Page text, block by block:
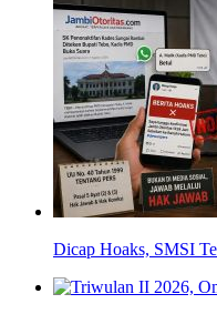
Dicap Hoaks, SMSI